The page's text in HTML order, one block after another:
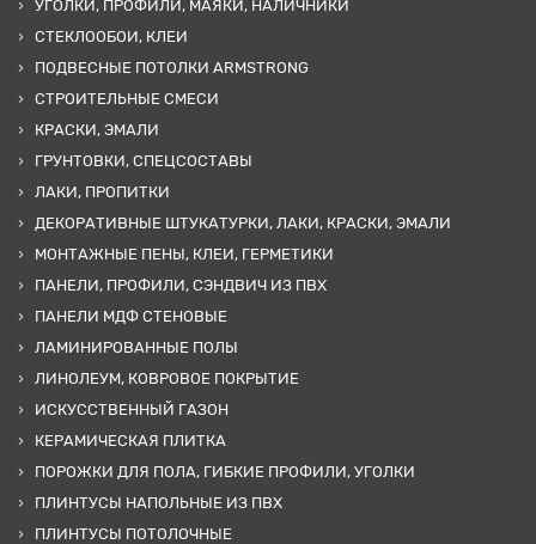
УГОЛКИ, ПРОФИЛИ, МАЯКИ, НАЛИЧНИКИ
СТЕКЛООБОИ, КЛЕИ
ПОДВЕСНЫЕ ПОТОЛКИ ARMSTRONG
СТРОИТЕЛЬНЫЕ СМЕСИ
КРАСКИ, ЭМАЛИ
ГРУНТОВКИ, СПЕЦСОСТАВЫ
ЛАКИ, ПРОПИТКИ
ДЕКОРАТИВНЫЕ ШТУКАТУРКИ, ЛАКИ, КРАСКИ, ЭМАЛИ
МОНТАЖНЫЕ ПЕНЫ, КЛЕИ, ГЕРМЕТИКИ
ПАНЕЛИ, ПРОФИЛИ, СЭНДВИЧ ИЗ ПВХ
ПАНЕЛИ МДФ СТЕНОВЫЕ
ЛАМИНИРОВАННЫЕ ПОЛЫ
ЛИНОЛЕУМ, КОВРОВОЕ ПОКРЫТИЕ
ИСКУССТВЕННЫЙ ГАЗОН
КЕРАМИЧЕСКАЯ ПЛИТКА
ПОРОЖКИ ДЛЯ ПОЛА, ГИБКИЕ ПРОФИЛИ, УГОЛКИ
ПЛИНТУСЫ НАПОЛЬНЫЕ ИЗ ПВХ
ПЛИНТУСЫ ПОТОЛОЧНЫЕ